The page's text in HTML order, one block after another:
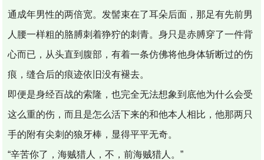
通成年男性的两倍宽。发髻束在了耳朵后面，那足有先前男
人腰一样粗的胳膊刺着狰狞的刺青。身只是赤膊穿了一件背
心而已，从头直到腹部，有着一条仿佛将他身体斩断过的伤
痕，缝合后的痕迹依旧没有褪去。
即便是身经百战的索隆，也完全无法想象到底他为什么会受
这么重的伤，而且是怎么活下来的和他本人相比，他那两只
手的附有尖刺的狼牙棒，显得平平无奇。
“辛苦你了，海贼猎人，不，前海贼猎人。”